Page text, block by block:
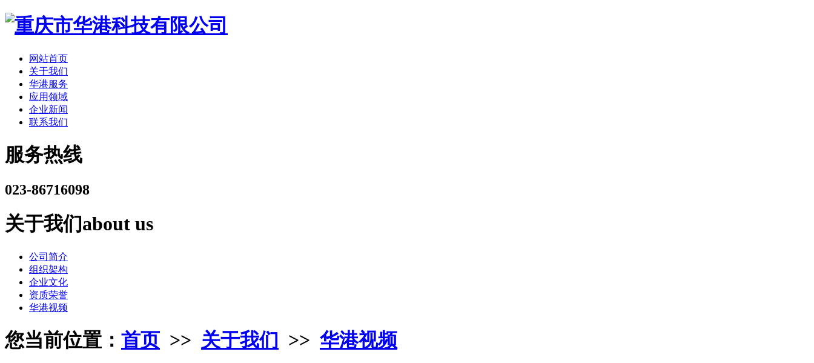
网站首页
关于我们
华港服务
应用领域
企业新闻
联系我们
服务热线
023-86716098
关于我们about us
公司简介
组织架构
企业文化
资质荣誉
华港视频
您当前位置： 首页 >> 关于我们 >> 华港视频